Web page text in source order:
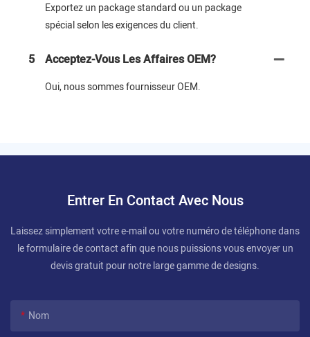
Exportez un package standard ou un package
spécial selon les exigences du client.
5 Acceptez-Vous Les Affaires OEM?
Oui, nous sommes fournisseur OEM.
Entrer En Contact Avec Nous
Laissez simplement votre e-mail ou votre numéro de téléphone dans
le formulaire de contact afin que nous puissions vous envoyer un
devis gratuit pour notre large gamme de designs.
Nom